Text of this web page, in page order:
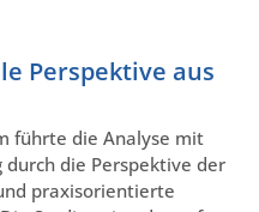
Perspektive aus
führte die Analyse mit
durch die Perspektive der
praxisorientierte